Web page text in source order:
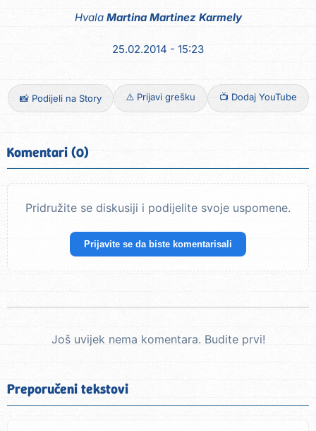
Hvala Martina Martinez Karmely
25.02.2014 - 15:23
📸 Podijeli na Story ⚠️ Prijavi grešku 📺 Dodaj YouTube
Komentari (0)
Pridružite se diskusiji i podijelite svoje uspomene.
Prijavite se da biste komentarisali
Još uvijek nema komentara. Budite prvi!
Preporučeni tekstovi